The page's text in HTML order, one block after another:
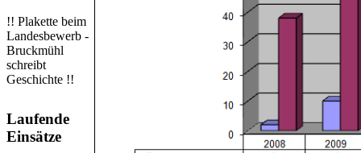
!! Plakette beim
Landesbewerb -
Bruckmühl
schreibt
Geschichte !!
Laufende
Einsätze